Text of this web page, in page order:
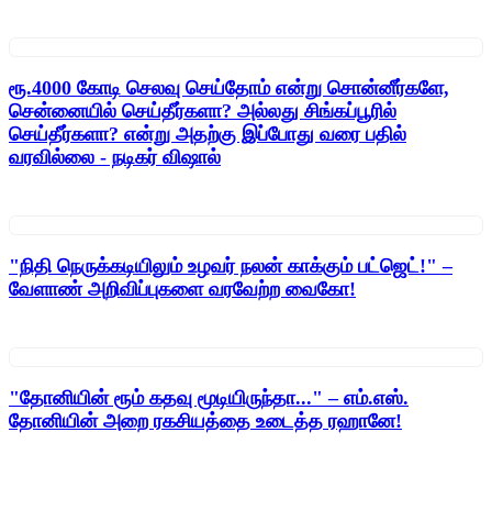
ரூ.4000 கோடி செலவு செய்தோம் என்று சொன்னீர்களே,
சென்னையில் செய்தீர்களா? அல்லது சிங்கப்பூரில்
செய்தீர்களா? என்று அதற்கு இப்போது வரை பதில்
வரவில்லை - நடிகர் விஷால்
"நிதி நெருக்கடியிலும் உழவர் நலன் காக்கும் பட்ஜெட்!" –
வேளாண் அறிவிப்புகளை வரவேற்ற வைகோ!
"தோனியின் ரூம் கதவு மூடியிருந்தா..." – எம்.எஸ்.
தோனியின் அறை ரகசியத்தை உடைத்த ரஹானே!